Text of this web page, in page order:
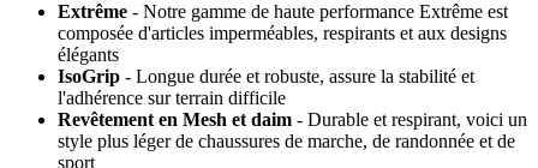
Extrême - Notre gamme de haute performance Extrême est
composée d'articles imperméables, respirants et aux designs
élégants
IsoGrip - Longue durée et robuste, assure la stabilité et
l'adhérence sur terrain difficile
Revêtement en Mesh et daim - Durable et respirant, voici un
style plus léger de chaussures de marche, de randonnée et de
sport